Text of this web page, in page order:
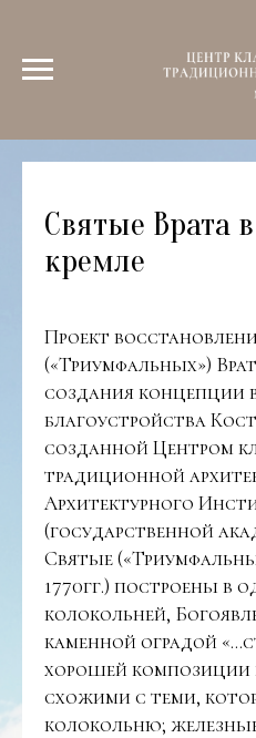
Святые Врата
кремле
Проект
(«Триумфальных»)
создания концепции
благоустройства
созданной Центром
традиционной
Архитектурного
(государственной
Святые
1770гг.) построены в
колокольней,
каменной оградой
хорошей композиции
схожими с теми,
колокольню;